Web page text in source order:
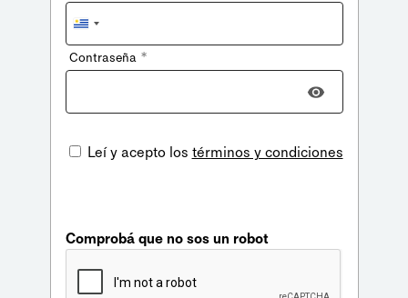
Uruguay
+598
Contraseña *
Leí y acepto los términos y condiciones
Comprobá que no sos un robot